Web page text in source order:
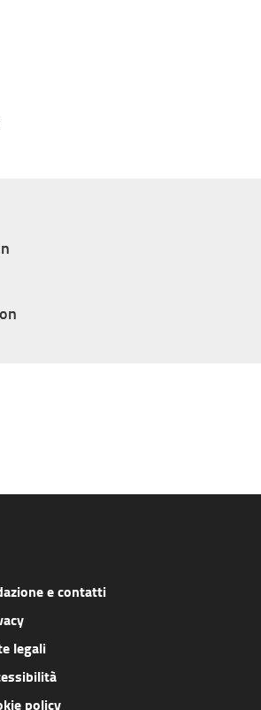
e contatti
legali
policy